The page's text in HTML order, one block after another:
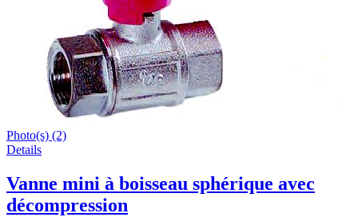
Photo(s) (2)
Details
Vanne mini à boisseau sphérique avec
décompression